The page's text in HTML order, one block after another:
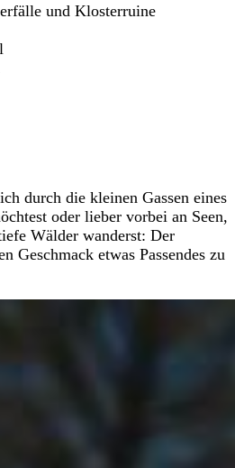
und Klosterruine
durch die kleinen Gassen eines
oder lieber vorbei an Seen,
Wälder wanderst: Der
Geschmack etwas Passendes zu